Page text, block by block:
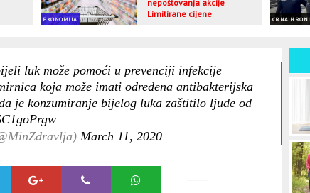
EKONOMIJA
nepoštovanja akcije
Limitirane cijene
CRNA
luk može pomoći u prevenciji infekcije
koja može imati određena antibakterijska
je konzumiranje bijelog luka zaštitilo ljude od
March 11, 2020